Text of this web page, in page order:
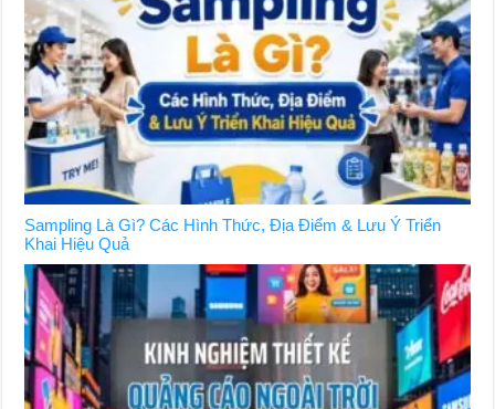
Sampling Là Gì? Các Hình Thức, Địa Điểm & Lưu Ý Triển
Khai Hiệu Quả